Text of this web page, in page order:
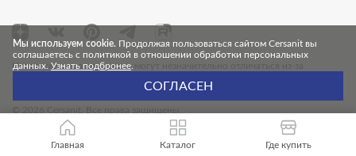
Цвет и текстура продуктов могут незначительно отличаться из-за
© 2026 Cersanit. Все права защищены.
Мы используем cookie. Продолжая пользоваться сайтом Cersanit вы
соглашаетесь с политикой в отношении обработки персональных
данных. Узнать подбронее
СОГЛАСЕН
Главная Каталог Где купить